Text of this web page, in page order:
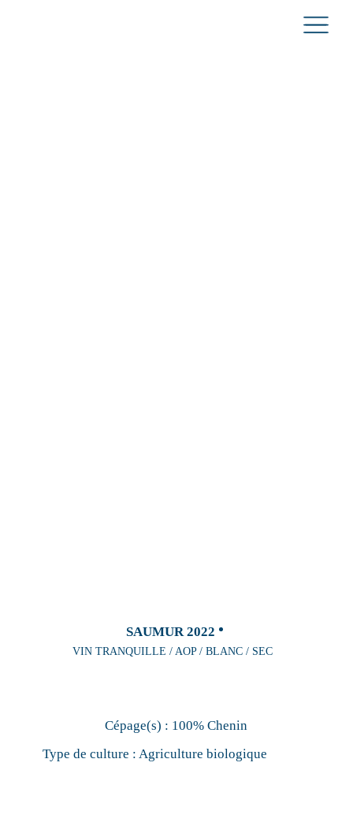
SAUMUR 2022
VIN TRANQUILLE / AOP / BLANC / SEC
Cépage(s) : 100% Chenin
Type de culture : Agriculture biologique